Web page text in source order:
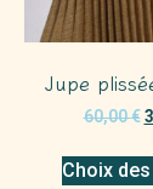
Jupe
60,00€
Choix